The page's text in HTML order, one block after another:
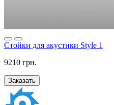
Стойки для акустики Style 1
9210 грн.
Заказать